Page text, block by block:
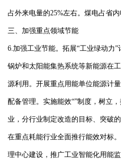
占外来电量的25%左右。煤电占省
三、加强重点领域节能
6.加强工业节能。拓展“工业绿动力
锅炉和太阳能集热系统等新能源在
源利用。开展重点用能单位能源计
配备管理。实施能效“”制度，树立
业，分行业制定改造的目标、突破
在重点耗能行业全面推行能效对标
理中心建设，推广工业智能化用能